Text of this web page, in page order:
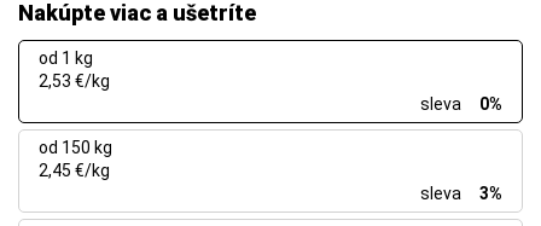
Nakúpte viac a ušetríte
od 1 kg
2,53 €/kg
sleva
0%
od 150 kg
2,45 €/kg
sleva
3%